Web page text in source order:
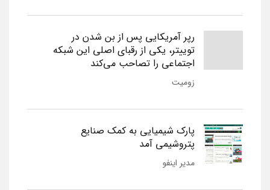
رپر آمریکایی پس از بن شدن در
توییتر، یکی از رقبای اصلی این شبکه
اجتماعی را تصاحب می‌کند
زومیت
پارک شیمیایی به کمک صنایع
پتروشیمی آمد
مدیر اینفو